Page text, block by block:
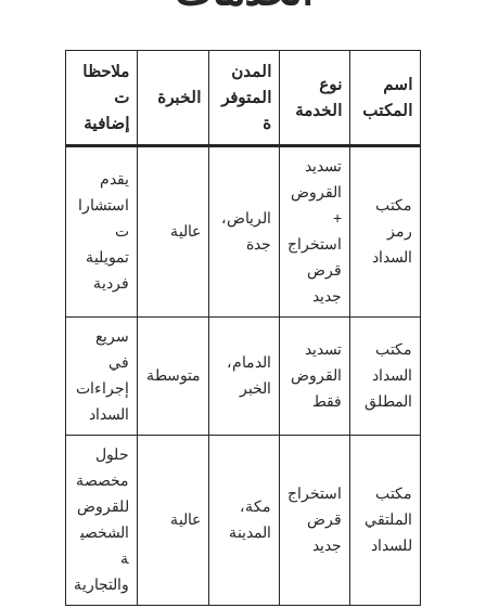
اسم
المكتب
نوع
الخدمة
المدن
المتوفر
ة
الخبرة
ملاحظا
ت
إضافية
مكتب
رمز
السداد
تسديد
القروض
+
استخراج
قرض
جديد
الرياض،
جدة
عالية
يقدم
استشارا
ت
تمويلية
فردية
مكتب
السداد
المطلق
تسديد
القروض
فقط
الدمام،
الخبر
متوسطة
سريع
في
إجراءات
السداد
مكتب
الملتقي
للسداد
استخراج
قرض
جديد
مكة،
المدينة
عالية
حلول
مخصصة
للقروض
الشخصي
ة
والتجارية